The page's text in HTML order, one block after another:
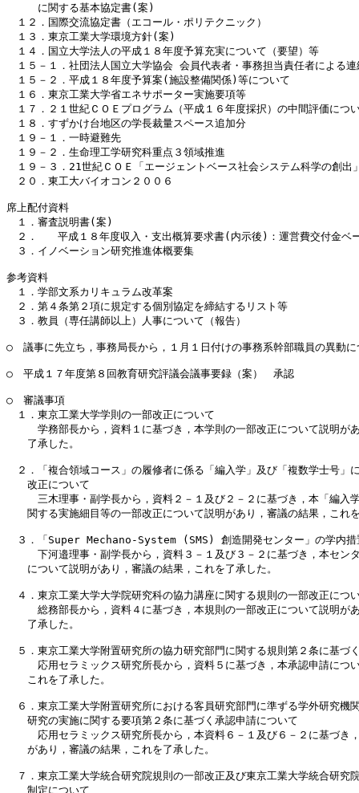
に関する基本協定書(案)
１２．国際交流協定書（エコール・ポリテクニック）
１３．東京工業大学環境方針(案)
１４．国立大学法人の平成１８年度予算充実について（要望）等
１５－１．社団法人国立大学協会 会員代表者・事務担当責任者による連
１５－２．平成１８年度予算案(施設整備関係)等について
１６．東京工業大学省エネサポーター実施要項等
１７．２１世紀ＣＯＥプログラム（平成１６年度採択）の中間評価につ
１８．すずかけ台地区の学長裁量スペース追加分
１９－１．一時避難先
１９－２．生命理工学研究科重点３領域推進
１９－３．21世紀ＣＯＥ「エージェントベース社会システム科学の創出
２０．東工大バイオコン２００６
席上配付資料
１．審査説明書(案)
２．	平成１８年度収入・支出概算要求書(内示後)：運営費交付金ベース(前年度との比較)等
３．イノベーション研究推進体概要集
参考資料
１．学部文系カリキュラム改革案
２．第４条第２項に規定する個別協定を締結するリスト等
３．教員（専任講師以上）人事について（報告）
○　議事に先立ち，事務局長から，１月１日付けの事務系幹部職員の異動
○　平成１７年度第８回教育研究評議会議事要録（案）　承認
○　審議事項
１．東京工業大学学則の一部改正について
学務部長から，資料１に基づき，本学則の一部改正について説明があ
了承した。
２．「複合領域コース」の履修者に係る「編入学」及び「複数学士号」
改正について
三木理事・副学長から，資料２－１及び２－２に基づき，本「編入学
関する実施細目等の一部改正について説明があり，審議の結果，これ
３．「Super Mechano-System (SMS) 創造開発センター」の学内措
下河邉理事・副学長から，資料３－１及び３－２に基づき，本センタ
について説明があり，審議の結果，これを了承した。
４．東京工業大学大学院研究科の協力講座に関する規則の一部改正につ
総務部長から，資料４に基づき，本規則の一部改正について説明があ
了承した。
５．東京工業大学附置研究所の協力研究部門に関する規則第２条に基づ
応用セラミックス研究所長から，資料５に基づき，本承認申請につい
これを了承した。
６．東京工業大学附置研究所における客員研究部門に準ずる学外研究機
研究の実施に関する要項第２条に基づく承認申請について
応用セラミックス研究所長から，本資料６－１及び６－２に基づき，
があり，審議の結果，これを了承した。
７．東京工業大学統合研究院規則の一部改正及び東京工業大学統合研究
制定について